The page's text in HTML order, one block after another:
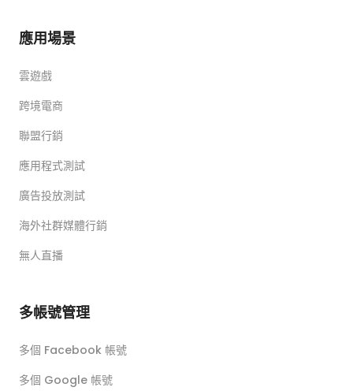
應用場景
雲遊戲
跨境電商
聯盟行銷
應用程式測試
廣告投放測試
海外社群媒體行銷
無人直播
多帳號管理
多個 Facebook 帳號
多個 Google 帳號